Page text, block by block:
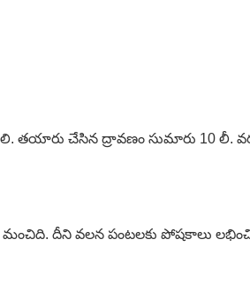
చేసిన ద్రావణం సుమారు 10 లీ.
దీని వలన పంటలకు పోషకాలు